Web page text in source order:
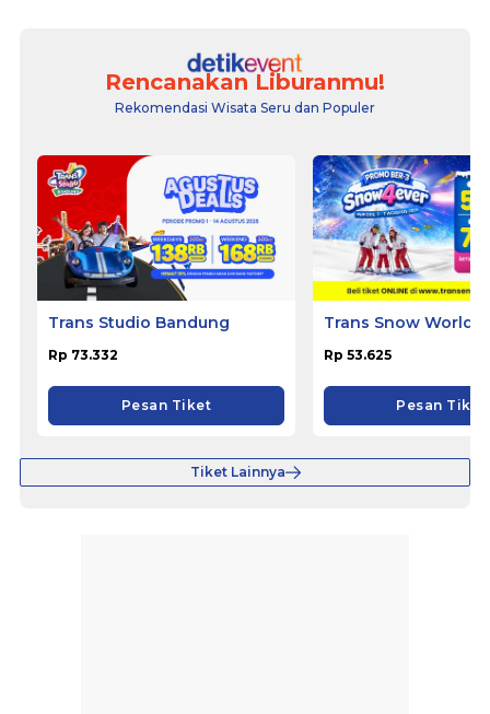
Rencanakan Liburanmu!
Rekomendasi Wisata Seru dan Populer
Trans Studio Bandung
Rp 73.332
Pesan Tiket
Trans Snow World
Rp 53.625
Pesan Tiket
Tiket Lainnya